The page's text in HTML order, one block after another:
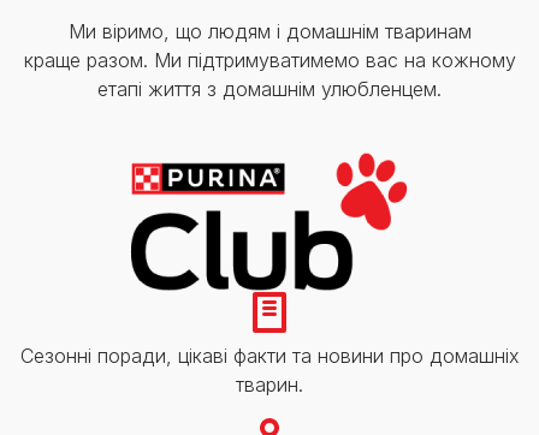
Ми віримо, що людям і домашнім тваринам
краще разом. Ми підтримуватимемо вас на кожному
етапі життя з домашнім улюбленцем.
Сезонні поради, цікаві факти та новини про домашніх
тварин.